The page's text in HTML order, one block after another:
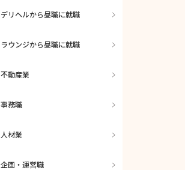
デリヘルから昼職に就職
ラウンジから昼職に就職
不動産業
事務職
人材業
企画・運営職